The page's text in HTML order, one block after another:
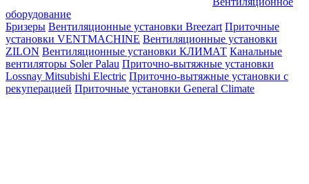
оборудование
Бризеры Вентиляционные установки Breezart Приточные
установки VENTMACHINE Вентиляционные установки
ZILON Вентиляционные установки КЛИМАТ Канальные
вентиляторы Soler Palau Приточно-вытяжные установки
Lossnay Mitsubishi Electric Приточно-вытяжные установки с
рекуперацией Приточные установки General Climate